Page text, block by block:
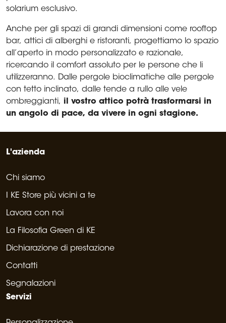
solarium esclusivo.
Anche per gli spazi di grandi dimensioni come rooftop
bar, attici di alberghi e ristoranti, progettiamo lo spazio
all’aperto in modo personalizzato e razionale,
ricercando il comfort assoluto per le persone che li
utilizzeranno. Dalle pergole bioclimatiche alle pergole
con tetto inclinato, dalle tende a rullo alle vele
ombreggianti, il vostro attico potrà trasformarsi in
un angolo di pace, da vivere in ogni stagione.
L'azienda
Chi siamo
I KE Store più vicini a te
Lavora con noi
La Filosofia Green di KE
Dichiarazione di prestazione
Contatti
Segnalazioni
Servizi